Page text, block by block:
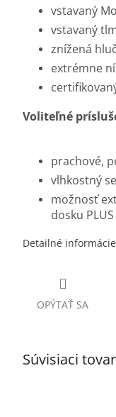
vstavaný
vstavaný
znížená
extrémne
Voliteľné
prachové,
vlhkostný
možnosť
dosku PLUS
Detailné informácie
OPÝTAŤ SA
Súvisiaci tovar